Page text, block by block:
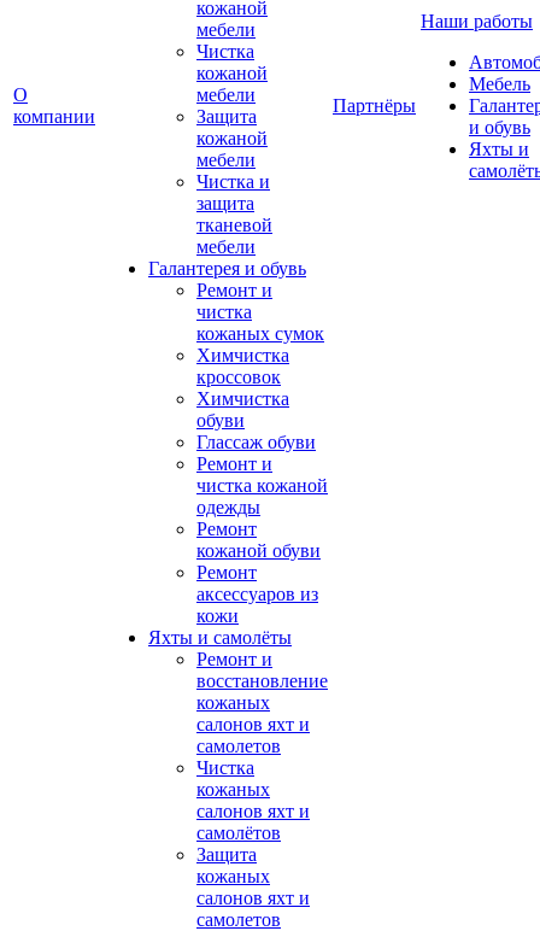
О
компании
кожаной
мебели
Чистка
кожаной
мебели
Защита
кожаной
мебели
Чистка и
защита
тканевой
мебели
Галантерея и обувь
Ремонт и
чистка
кожаных сумок
Химчистка
кроссовок
Химчистка
обуви
Глассаж обуви
Ремонт и
чистка кожаной
одежды
Ремонт
кожаной обуви
Ремонт
аксессуаров из
кожи
Яхты и самолёты
Ремонт и
восстановление
кожаных
салонов яхт и
самолетов
Чистка
кожаных
салонов яхт и
самолётов
Защита
кожаных
салонов яхт и
самолетов
Партнёры
Наши работы
Мебель
и обувь
Яхты и